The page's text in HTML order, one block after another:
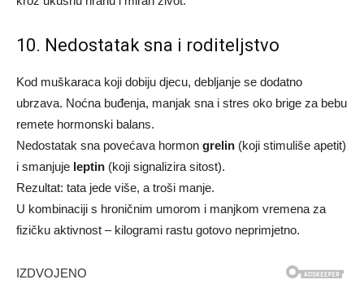
10. Nedostatak sna i roditeljstvo
Kod muškaraca koji dobiju djecu, debljanje se dodatno
ubrzava. Noćna buđenja, manjak sna i stres oko brige za bebu
remete hormonski balans.
Nedostatak sna povećava hormon grelin (koji stimuliše apetit)
i smanjuje leptin (koji signalizira sitost).
Rezultat: tata jede više, a troši manje.
U kombinaciji s hroničnim umorom i manjkom vremena za
fizičku aktivnost – kilogrami rastu gotovo neprimjetno.